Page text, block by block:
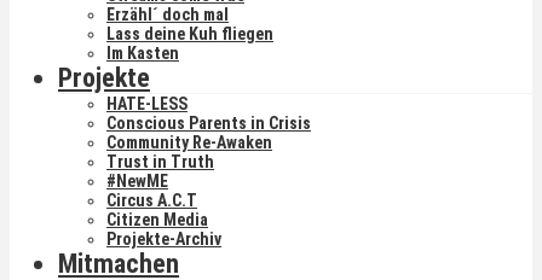
Erzähl´ doch mal
Lass deine Kuh fliegen
Im Kasten
Projekte
HATE-LESS
Conscious Parents in Crisis
Community Re-Awaken
Trust in Truth
#NewME
Circus A.C.T
Citizen Media
Projekte-Archiv
Mitmachen